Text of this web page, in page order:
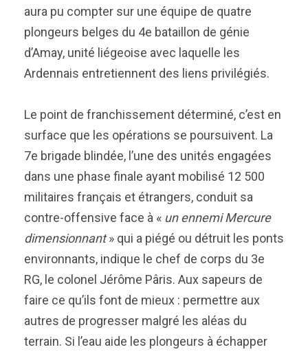
aura pu compter sur une équipe de quatre
plongeurs belges du 4e bataillon de génie
d’Amay, unité liégeoise avec laquelle les
Ardennais entretiennent des liens privilégiés.
Le point de franchissement déterminé, c’est en
surface que les opérations se poursuivent. La
7e brigade blindée, l’une des unités engagées
dans une phase finale ayant mobilisé 12 500
militaires français et étrangers, conduit sa
contre-offensive face à « un ennemi Mercure
dimensionnant» qui a piégé ou détruit les ponts
environnants, indique le chef de corps du 3e
RG, le colonel Jérôme Pâris. Aux sapeurs de
faire ce qu’ils font de mieux : permettre aux
autres de progresser malgré les aléas du
terrain. Si l’eau aide les plongeurs à échapper